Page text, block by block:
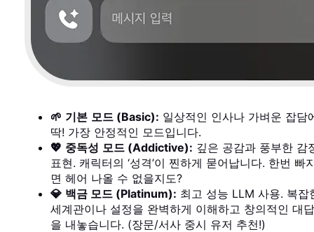
🌱 기본 모드 (Basic): 일상적인 인사나 가벼운 잡담
딱! 가장 안정적인 모드입니다.
💖 중독성 모드 (Addictive): 깊은 공감과 풍부한 감
표현. 캐릭터의 ‘성격’이 찐하게 묻어납니다. 한번 빠
면 헤어 나올 수 없을지도?
💎 백금 모드 (Platinum): 최고 성능 LLM 사용. 복잡
세계관이나 설정을 완벽하게 이해하고 창의적인 대답
을 내놓습니다. (장문/서사 중시 유저 추천!)